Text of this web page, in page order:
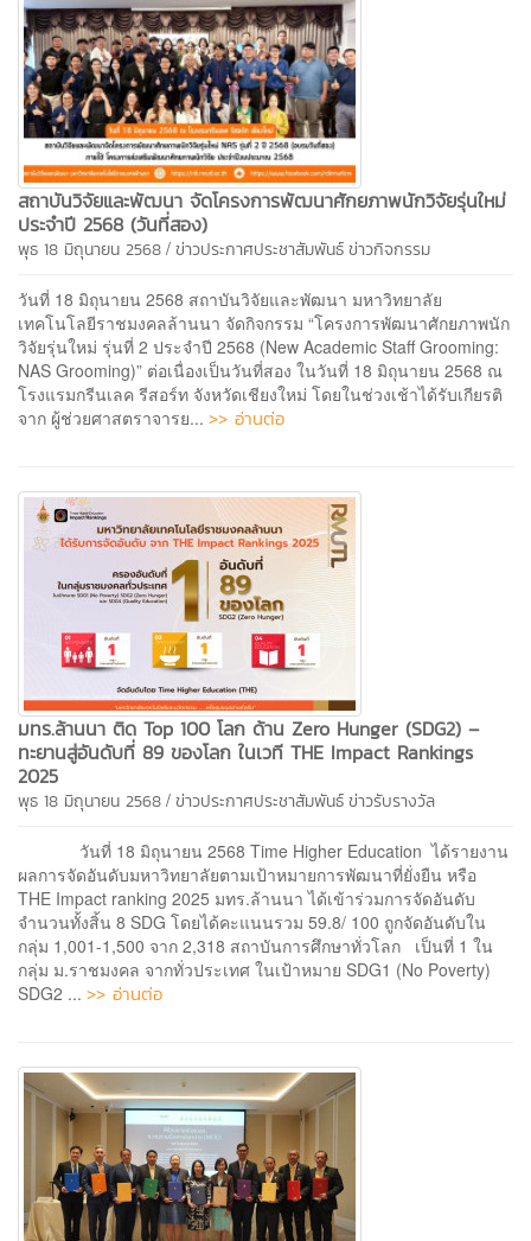
สถาบันวิจัยและพัฒนา จัดโครงการพัฒนาศักยภาพนักวิจัยรุ่นใหม่
ประจำปี 2568 (วันที่สอง)
พุธ 18 มิถุนายน 2568 / ข่าวประกาศประชาสัมพันธ์ข่าวกิจกรรม
วันที่ 18 มิถุนายน 2568 สถาบันวิจัยและพัฒนา มหาวิทยาลัย
เทคโนโลยีราชมงคลล้านนา จัดกิจกรรม “โครงการพัฒนาศักยภาพนัก
วิจัยรุ่นใหม่ รุ่นที่ 2 ประจำปี 2568 (New Academic Staff Grooming:
NAS Grooming)” ต่อเนื่องเป็นวันที่สอง ในวันที่ 18 มิถุนายน 2568 ณ
โรงแรมกรีนเลค รีสอร์ท จังหวัดเชียงใหม่ โดยในช่วงเช้าได้รับเกียรติ
จาก ผู้ช่วยศาสตราจารย... >> อ่านต่อ
มทร.ล้านนา ติด Top 100 โลก ด้าน Zero Hunger (SDG2) –
ทะยานสู่อันดับที่ 89 ของโลก ในเวที THE Impact Rankings
2025
พุธ 18 มิถุนายน 2568 / ข่าวประกาศประชาสัมพันธ์ข่าวรับรางวัล
วันที่ 18 มิถุนายน 2568 Time Higher Education ได้รายงาน
ผลการจัดอันดับมหาวิทยาลัยตามเป้าหมายการพัฒนาที่ยั่งยืน หรือ
THE Impact ranking 2025 มทร.ล้านนา ได้เข้าร่วมการจัดอันดับ
จำนวนทั้งสิ้น 8 SDG โดยได้คะแนนรวม 59.8/ 100 ถูกจัดอันดับใน
กลุ่ม 1,001-1,500 จาก 2,318 สถาบันการศึกษาทั่วโลก เป็นที่ 1 ใน
กลุ่ม ม.ราชมงคล จากทั่วประเทศ ในเป้าหมาย SDG1 (No Poverty)
SDG2 ... >> อ่านต่อ